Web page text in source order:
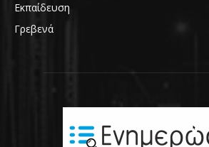
Εκπαίδευση
Γρεβενά